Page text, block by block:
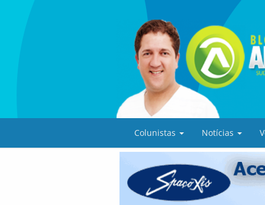
Colunistas Notícias